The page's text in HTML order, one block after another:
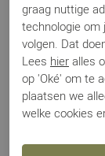
Merk
Artikelnummer
Los voetbed
Categorie
Kleur
Materiaal
Bestelcode
graag nuttige
technologie om
volgen. Dat
Lees hier alles
op 'Oké' om te
plaatsen we
welke cookies